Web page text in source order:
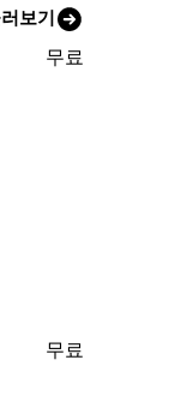
보기
무료
무료